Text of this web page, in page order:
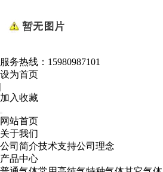
服务热线： 15980987101
设为首页
|
加入收藏
网站首页
关于我们
公司简介技术支持公司理念
产品中心